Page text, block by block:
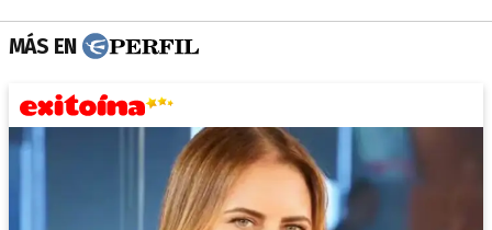
MÁS EN